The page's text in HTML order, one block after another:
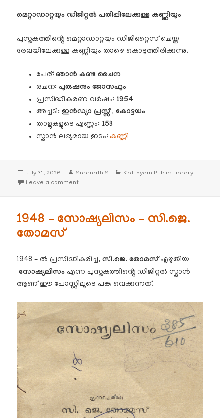
മെറ്റാഡാറ്റയും ഡിജിറ്റൽ പതിപ്പിലേക്കുള്ള കണ്ണിയും
പുസ്തകത്തിൻ്റെ മെറ്റാഡാറ്റയും ഡിജിറ്റൈസ് ചെയ്ത
രേഖയിലേക്കുള്ള കണ്ണിയും താഴെ കൊടുത്തിരിക്കുന്നു.
പേര്:ഞാൻ കണ്ട ചൈന
രചന:പുരുഷനും ജോസഫും
പ്രസിദ്ധീകരണ വർഷം: 1954
അച്ചടി: ഇൻഡ്യാ പ്രസ്സ് , കോട്ടയം
താളുകളുടെ എണ്ണം: 158
സ്കാൻ ലഭ്യമായ ഇടം: കണ്ണി
Posted
on
July 31, 2026 Author
Sreenath S Categories
Kottayam Public Library
Leave a commenton 1954 – ഞാൻ കണ്ട ചൈന
1948 – സോഷ്യലിസം – സി.ജെ.
തോമസ്
1948 – ൽ പ്രസിദ്ധീകരിച്ച,സി.ജെ. തോമസ്എഴുതിയ
സോഷ്യലിസം എന്ന പുസ്തകത്തിൻ്റെ ഡിജിറ്റൽ സ്കാൻ
ആണ് ഈ പോസ്റ്റിലൂടെ പങ്കു വെക്കുന്നത്.